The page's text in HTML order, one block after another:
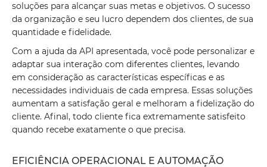
soluções para alcançar suas metas e objetivos. O sucesso
da organização e seu lucro dependem dos clientes, de sua
quantidade e fidelidade.
Com a ajuda da API apresentada, você pode personalizar e
adaptar sua interação com diferentes clientes, levando
em consideração as características específicas e as
necessidades individuais de cada empresa. Essas soluções
aumentam a satisfação geral e melhoram a fidelização do
cliente. Afinal, todo cliente fica extremamente satisfeito
quando recebe exatamente o que precisa.
EFICIÊNCIA OPERACIONAL E AUTOMAÇÃO